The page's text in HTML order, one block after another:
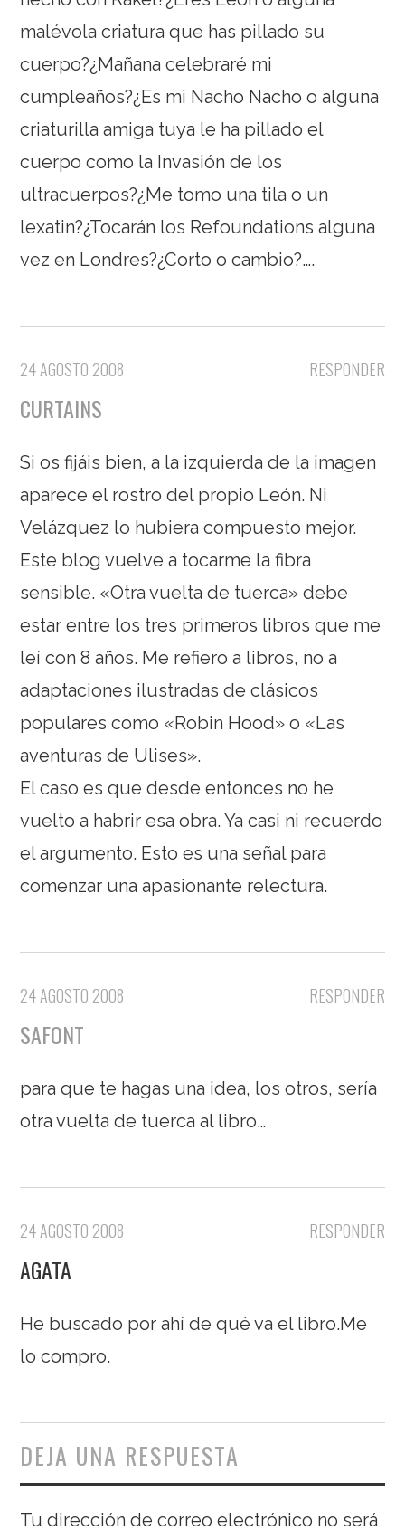
malévola criatura que has pillado su
cuerpo?¿Mañana celebraré mi
cumpleaños?¿Es mi Nacho Nacho o alguna
criaturilla amiga tuya le ha pillado el
cuerpo como la Invasión de los
ultracuerpos?¿Me tomo una tila o un
lexatin?¿Tocarán los Refoundations alguna
vez en Londres?¿Corto o cambio?….
RESPONDER
24 AGOSTO 2008
CURTAINS
Si os fijáis bien, a la izquierda de la imagen
aparece el rostro del propio León. Ni
Velázquez lo hubiera compuesto mejor.
Este blog vuelve a tocarme la fibra
sensible. «Otra vuelta de tuerca» debe
estar entre los tres primeros libros que me
leí con 8 años. Me refiero a libros, no a
adaptaciones ilustradas de clásicos
populares como «Robin Hood» o «Las
aventuras de Ulises».
El caso es que desde entonces no he
vuelto a habrir esa obra. Ya casi ni recuerdo
el argumento. Esto es una señal para
comenzar una apasionante relectura.
RESPONDER
24 AGOSTO 2008
SAFONT
para que te hagas una idea, los otros, sería
otra vuelta de tuerca al libro…
RESPONDER
24 AGOSTO 2008
AGATA
He buscado por ahí de qué va el libro.Me
lo compro.
DEJA UNA RESPUESTA
Tu dirección de correo electrónico no será